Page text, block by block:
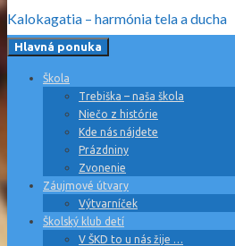
Kalokagatia – harmónia tela a ducha
Hlavná ponuka
Škola
Trebiška – naša škola
Niečo z histórie
Kde nás nájdete
Prázdniny
Zvonenie
Záujmové útvary
Výtvarníček
Školský klub detí
V ŠKD to u nás žije …